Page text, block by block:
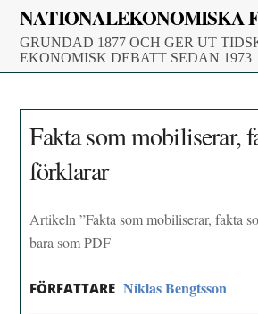
Skip
content
NATIONALEKONOMISKA
GRUNDAD 1877 OCH GER UT
EKONOMISK DEBATT SEDAN 1973
Fakta som mobiliserar,
förklarar
Artikeln ”Fakta som mobiliserar, fakta
bara som PDF
FÖRFATTARE Niklas Bengtsson